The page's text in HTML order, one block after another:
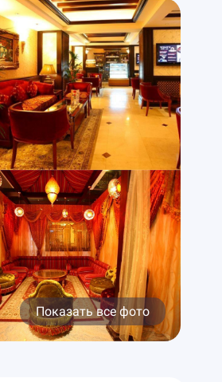
Показать все фото